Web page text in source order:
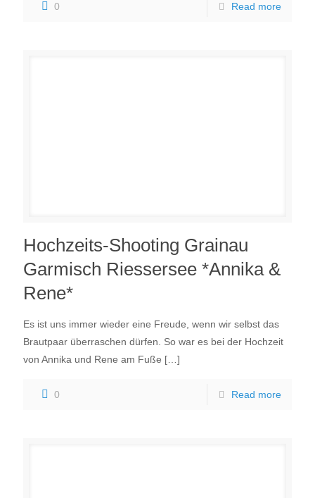
0 Read more
Hochzeits-Shooting Grainau
Garmisch Riessersee *Annika &
Rene*
Es ist uns immer wieder eine Freude, wenn wir selbst das
Brautpaar überraschen dürfen. So war es bei der Hochzeit
von Annika und Rene am Fuße […]
0 Read more